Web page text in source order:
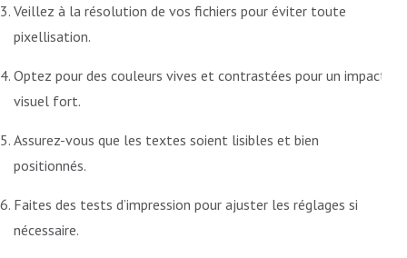
Veillez à la résolution de vos fichiers pour éviter toute
pixellisation.
Optez pour des couleurs vives et contrastées pour un impact
visuel fort.
Assurez-vous que les textes soient lisibles et bien
positionnés.
Faites des tests d’impression pour ajuster les réglages si
nécessaire.